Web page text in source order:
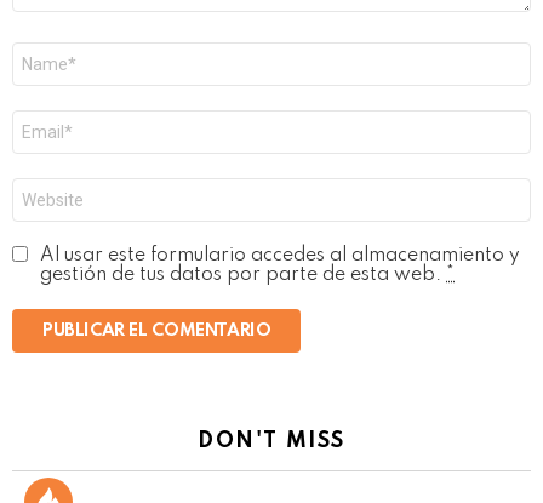
electrónico
*
Al usar este formulario accedes al almacenamiento y
gestión de tus datos por parte de esta web. *
DON'T MISS